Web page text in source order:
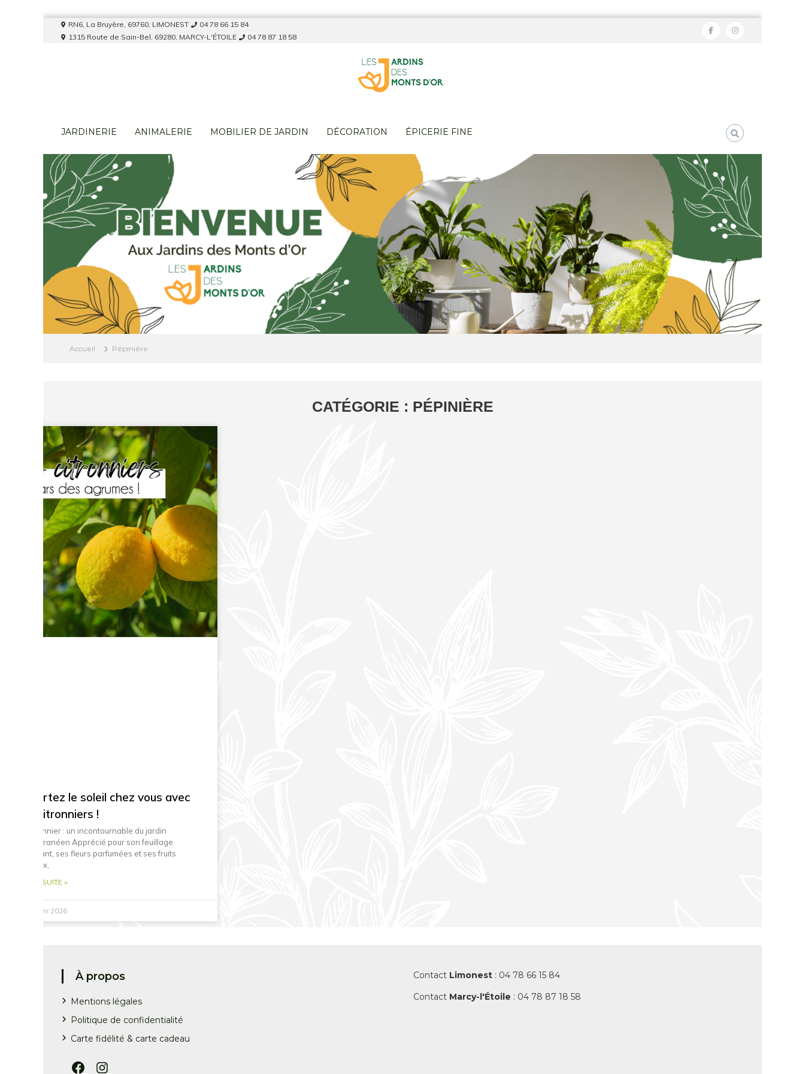
RN6, La Bruyère, 69760, LIMONEST
04 78 66 15 84
1315 Route de Sain-Bel, 69280, MARCY-L'ÉTOILE
04 78 87 18 58
JARDINERIE ANIMALERIE MOBILIER DE JARDIN DÉCORATION ÉPICERIE FINE
Accueil Pépinière
CATÉGORIE : PÉPINIÈRE
Apportez le soleil chez vous avec
nos citronniers !
Le citronnier : un incontournable du jardin
méditerranéen Apprécié pour son feuillage
persistant, ses fleurs parfumées et ses fruits
lumineux,
LIRE LA SUITE »
15 janvier 2026
À propos
Mentions légales
Politique de confidentialité
Carte fidélité & carte cadeau
Contact Limonest : 04 78 66 15 84
Contact Marcy-l'Étoile : 04 78 87 18 58